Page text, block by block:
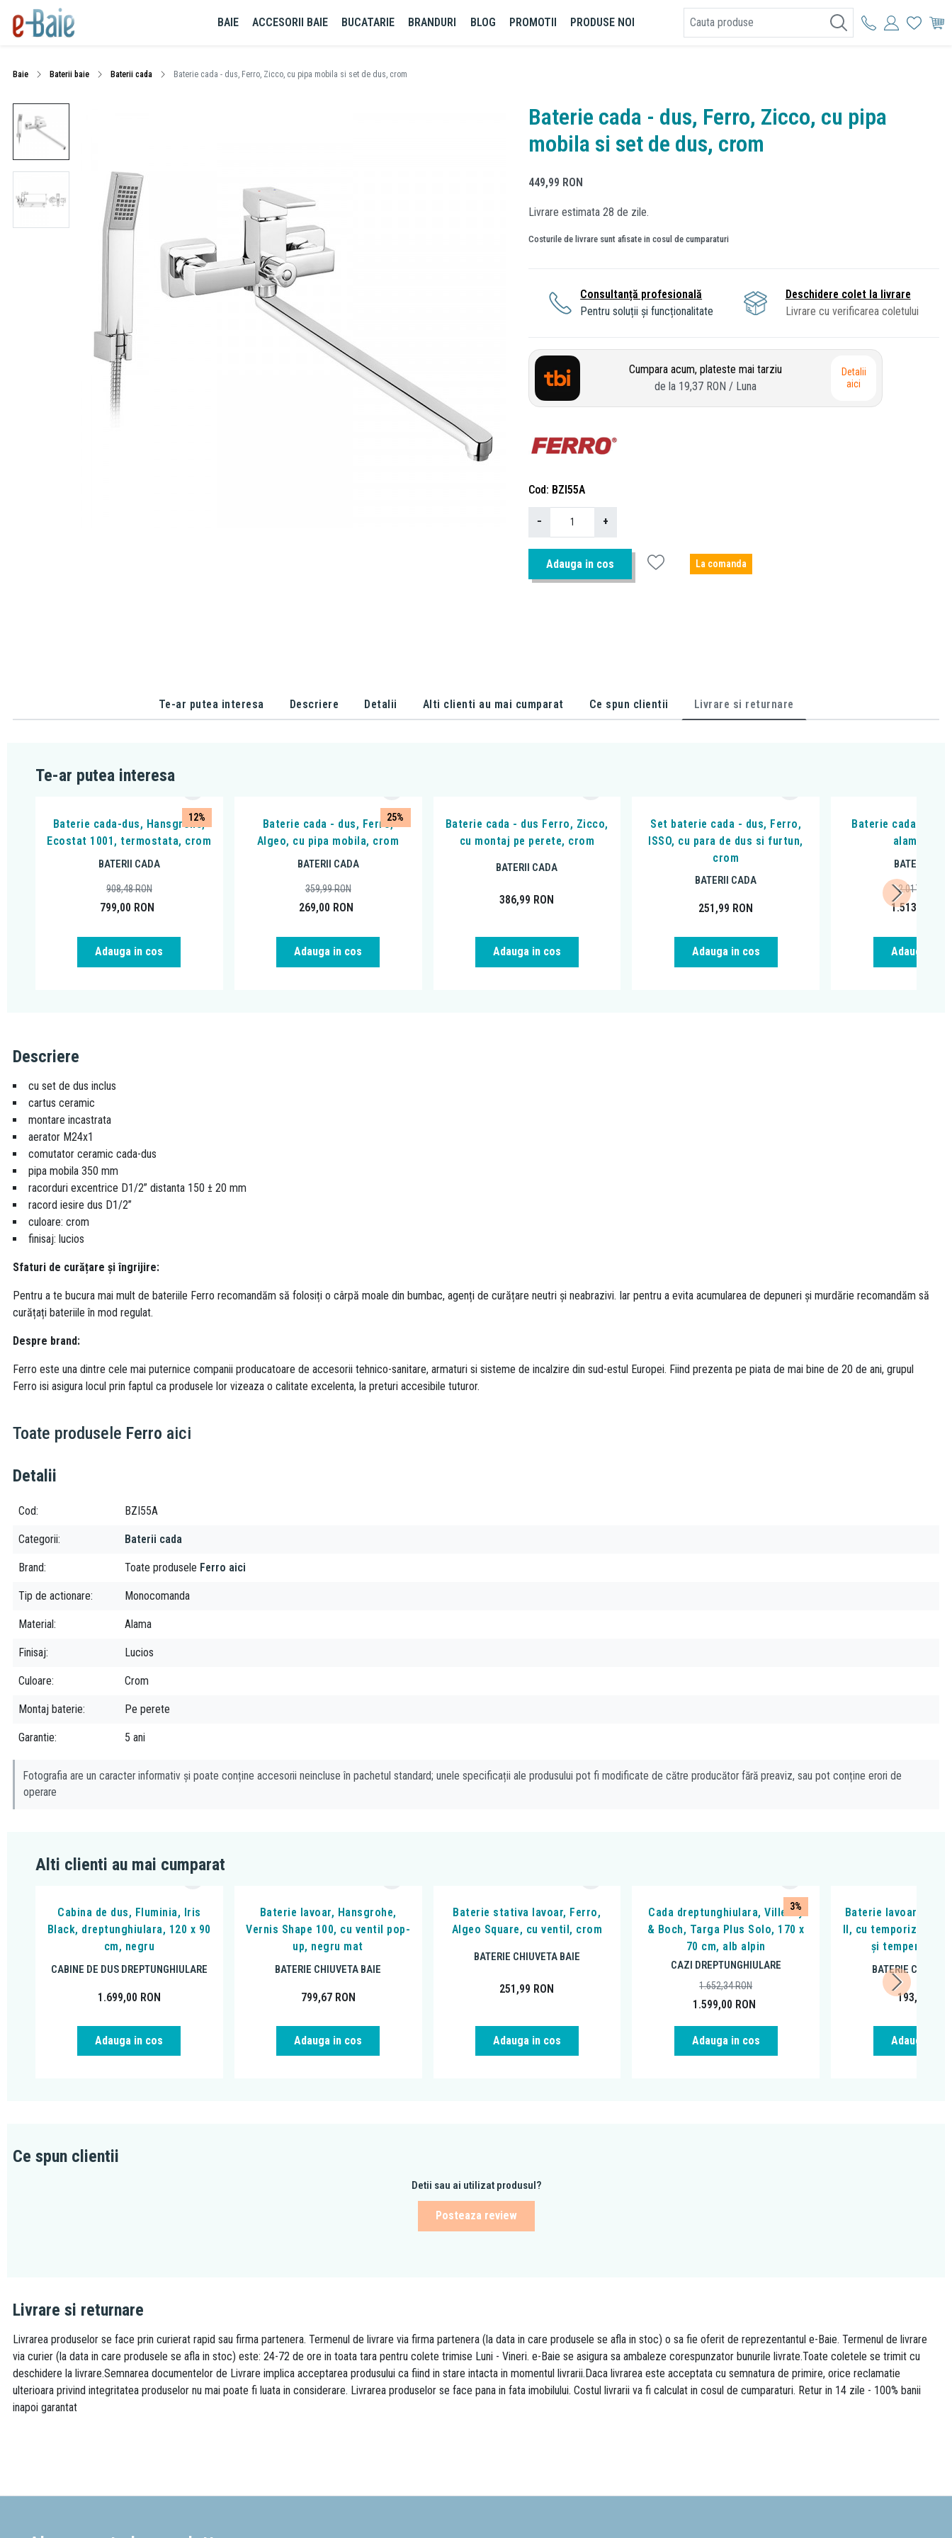
BAIE ACCESORII BAIE BUCATARIE BRANDURI BLOG PROMOTII PRODUSE NOI
Baie Baterii baie Baterii cada Baterie cada - dus, Ferro, Zicco, cu pipa mobila si set de dus, crom
Baterie cada - dus, Ferro, Zicco, cu pipa
mobila si set de dus, crom
449,99 RON
Livrare estimata 28 de zile.
Costurile de livrare sunt afisate in cosul de cumparaturi
Consultanță profesională
Pentru soluții și funcționalitate
Deschidere colet la livrare
Livrare cu verificarea coletului
Cumpara acum, plateste mai tarziu
de la 19,37 RON / Luna
Detalii
aici
Cod BZI55A
− +
Adauga in cos La comanda
Te-ar putea interesa Descriere Detalii Alti clienti au mai cumparat Ce spun clientii Livrare si returnare
Te-ar putea interesa
12%
Baterie cada-dus, Hansgrohe,
Ecostat 1001, termostata, crom
BATERII CADA
799,00 RON
908,48RON
Adauga in cos
25%
Baterie cada - dus, Ferro,
Algeo, cu pipa mobila, crom
BATERII CADA
269,00 RON
359,99RON
Adauga in cos
Baterie cada - dus Ferro, Zicco,
cu montaj pe perete, crom
BATERII CADA
386,99 RON
Adauga in cos
Set baterie cada - dus, Ferro,
ISSO, cu para de dus si furtun,
crom
BATERII CADA
251,99 RON
Adauga in cos
Baterie cada-dus,
alamă
BATERII
1.513,00
2.017,75
Adauga in
Descriere
cu set de dus inclus
cartus ceramic
montare incastrata
aerator M24x1
comutator ceramic cada-dus
pipa mobila 350 mm
racorduri excentrice D1/2” distanta 150 ± 20 mm
racord iesire dus D1/2”
culoare: crom
finisaj: lucios
Sfaturi de curățare și îngrijire:
Pentru a te bucura mai mult de bateriile Ferro recomandăm să folosiți o cârpă moale din bumbac, agenți de curățare neutri și neabrazivi. Iar pentru a evita acumularea de depuneri și murdărie recomandăm să
curățați bateriile în mod regulat.
Despre brand:
Ferro este una dintre cele mai puternice companii producatoare de accesorii tehnico-sanitare, armaturi si sisteme de incalzire din sud-estul Europei. Fiind prezenta pe piata de mai bine de 20 de ani, grupul
Ferro isi asigura locul prin faptul ca produsele lor vizeaza o calitate excelenta, la preturi accesibile tuturor.
Toate produsele Ferro aici
Detalii
Cod BZI55A
Categorii Baterii cada
Brand Toate produsele Ferro aici
Tip de actionare Monocomanda
Material Alama
Finisaj Lucios
Culoare Crom
Montaj baterie Pe perete
Garantie 5 ani
Fotografia are un caracter informativ și poate conține accesorii neincluse în pachetul standard; unele specificații ale produsului pot fi modificate de către producător fără preaviz, sau pot conține erori de
operare
Alti clienti au mai cumparat
Cabina de dus, Fluminia, Iris
Black, dreptunghiulara, 120 x 90
cm, negru
CABINE DE DUS DREPTUNGHIULARE
1.699,00 RON
Adauga in cos
Baterie lavoar, Hansgrohe,
Vernis Shape 100, cu ventil pop-
up, negru mat
BATERIE CHIUVETA BAIE
799,67 RON
Adauga in cos
Baterie stativa lavoar, Ferro,
Algeo Square, cu ventil, crom
BATERIE CHIUVETA BAIE
251,99 RON
Adauga in cos
3%
Cada dreptunghiulara, Villeroy
& Boch, Targa Plus Solo, 170 x
70 cm, alb alpin
CAZI DREPTUNGHIULARE
1.599,00 RON
1.652,34RON
Adauga in cos
Baterie lavoar
II, cu temporizare,
și
BATERIE
193,49
Adauga in
Ce spun clientii
Detii sau ai utilizat produsul?
Posteaza review
Livrare si returnare
Livrarea produselor se face prin curierat rapid sau firma partenera. Termenul de livrare via firma partenera (la data in care produsele se afla in stoc) o sa fie oferit de reprezentantul e-Baie. Termenul de livrare
via curier (la data in care produsele se afla in stoc) este: 24-72 de ore in toata tara pentru colete trimise Luni - Vineri. e-Baie se asigura sa ambaleze corespunzator bunurile livrate.Toate coletele se trimit cu
deschidere la livrare.Semnarea documentelor de Livrare implica acceptarea produsului ca fiind in stare intacta in momentul livrarii.Daca livrarea este acceptata cu semnatura de primire, orice reclamatie
ulterioara privind integritatea produselor nu mai poate fi luata in considerare. Livrarea produselor se face pana in fata imobilului. Costul livrarii va fi calculat in cosul de cumparaturi. Retur in 14 zile - 100% banii
inapoi garantat